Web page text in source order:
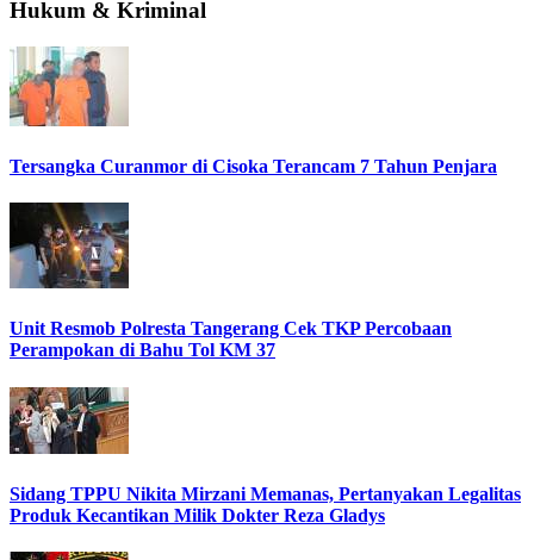
Hukum & Kriminal
Tersangka Curanmor di Cisoka Terancam 7 Tahun Penjara
Unit Resmob Polresta Tangerang Cek TKP Percobaan
Perampokan di Bahu Tol KM 37
Sidang TPPU Nikita Mirzani Memanas, Pertanyakan Legalitas
Produk Kecantikan Milik Dokter Reza Gladys